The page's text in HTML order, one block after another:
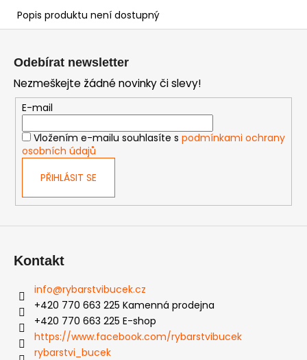
Popis produktu není dostupný
Odebírat newsletter
Nezmeškejte žádné novinky či slevy!
E-mail
Vložením e-mailu souhlasíte s podmínkami ochrany
osobních údajů
PŘIHLÁSIT SE
Kontakt
info@rybarstvibucek.cz
+420 770 663 225 Kamenná prodejna
+420 770 663 225 E-shop
https://www.facebook.com/rybarstvibucek
rybarstvi_bucek